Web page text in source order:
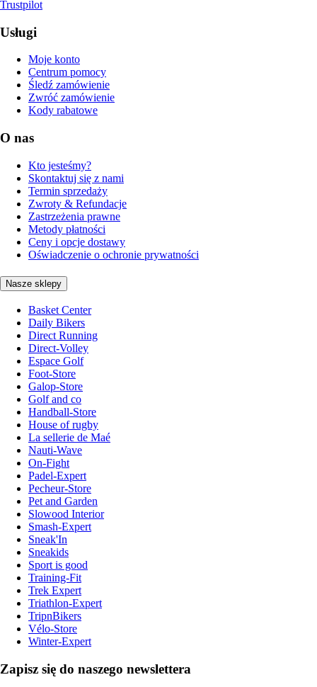
Trustpilot
Usługi
Moje konto
Centrum pomocy
Śledź zamówienie
Zwróć zamówienie
Kody rabatowe
O nas
Kto jesteśmy?
Skontaktuj się z nami
Termin sprzedaży
Zwroty & Refundacje
Zastrzeżenia prawne
Metody płatności
Ceny i opcje dostawy
Oświadczenie o ochronie prywatności
Nasze sklepy
Basket Center
Daily Bikers
Direct Running
Direct-Volley
Espace Golf
Foot-Store
Galop-Store
Golf and co
Handball-Store
House of rugby
La sellerie de Maé
Nauti-Wave
On-Fight
Padel-Expert
Pecheur-Store
Pet and Garden
Slowood Interior
Smash-Expert
Sneak'In
Sneakids
Sport is good
Training-Fit
Trek Expert
Triathlon-Expert
TripnBikers
Vélo-Store
Winter-Expert
Zapisz się do naszego newslettera